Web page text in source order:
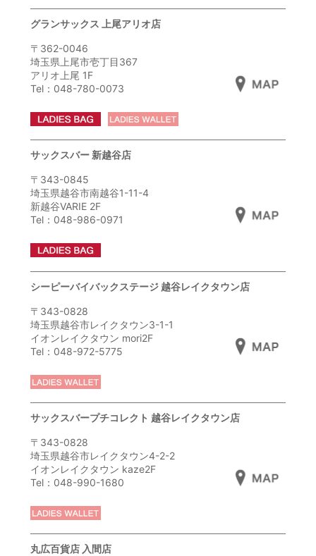
グランサックス 上尾アリオ店
〒362-0046
埼玉県上尾市壱丁目367
アリオ上尾 1F
Tel：048-780-0073
サックスバー 新越谷店
〒343-0845
埼玉県越谷市南越谷1-11-4
新越谷VARIE 2F
Tel：048-986-0971
シーピーバイバックステージ 越谷レイクタウン店
〒343-0828
埼玉県越谷市レイクタウン3-1-1
イオンレイクタウン mori2F
Tel：048-972-5775
サックスバープチコレクト 越谷レイクタウン店
〒343-0828
埼玉県越谷市レイクタウン4-2-2
イオンレイクタウン kaze2F
Tel：048-990-1680
丸広百貨店 入間店